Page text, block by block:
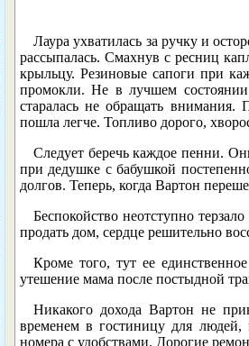
Лаура ухватилась за ручку и
рассыпалась. Смахнув с ресниц
крыльцу. Резиновые сапоги при
промокли. Не в лучшем
старалась не обращать
пошла легче. Топливо дорого,
Следует беречь каждое пенни.
при дедушке с бабушкой
долгов. Теперь, когда Вартон
Беспокойство неотступно
продать дом, сердце решительно
Кроме того, тут ее
утешение мама после постыдной
Никакого дохода Вартон не
временем в гостиницу для
номера с удобствами. Дорогие